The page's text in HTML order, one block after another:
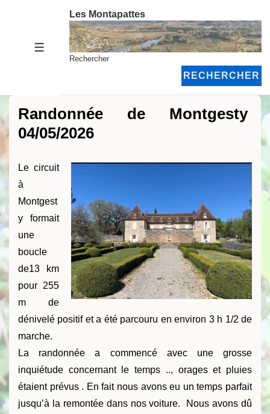
MENU
Les Montapattes
Rechercher
RECHERCHER
Randonnée de Montgesty
04/05/2026
Le circuit
à
Montgest
y formait
une
boucle
de13 km
pour 255
m de
dénivelé positif et a été parcouru en environ 3 h 1/2 de
marche.
La randonnée a commencé avec une grosse
inquiétude concernant le temps .., orages et pluies
étaient prévus . En fait nous avons eu un temps parfait
jusqu’à la remontée dans nos voiture. Nous avons dû